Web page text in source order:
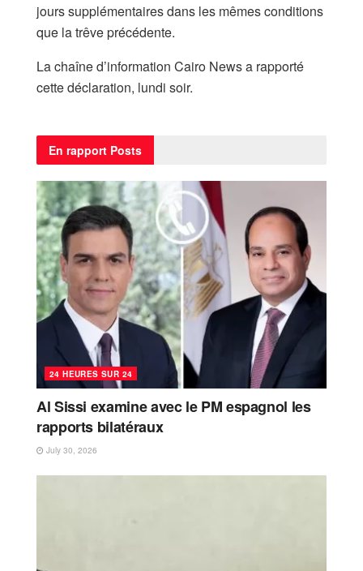
jours supplémentaires dans les mêmes conditions
que la trêve précédente.
La chaîne d’information Cairo News a rapporté
cette déclaration, lundi soir.
En rapport Posts
24 HEURES SUR 24
Al Sissi examine avec le PM espagnol les
rapports bilatéraux
July 30, 2026